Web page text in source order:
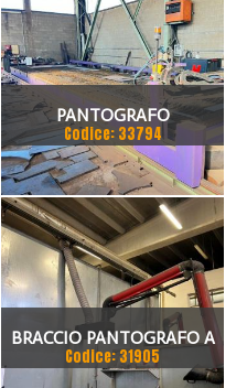
PANTOGRAFO
HYPERTHERM
Codice: 33794
BRACCIO PANTOGRAFO A
PARETE L= 3600 D.150
Codice: 31905